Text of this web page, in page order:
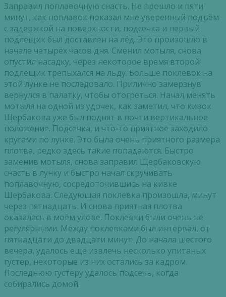
Заправил поплавочную снасть. Не прошло и пяти
минут, как поплавок показал мне уверенный подъём
с задержкой на поверхности, подсечка и первый
подлещик был доставлен на лёд. Это произошло в
начале четырёх часов дня. Сменил мотыля, снова
опустил насадку, через некоторое время второй
подлещик трепыхался на льду. Больше поклевок на
этой лунке не последовало. Прилично замерзнув
вернулся в палатку, чтобы отогреться. Начал менять
мотыля на одной из удочек, как заметил, что кивок
Щербакова уже был поднят в почти вертикальное
положение. Подсечка, и что-то приятное заходило
кругами по лунке. Это была очень приятного размера
плотва, редко здесь такие попадаются. Быстро
заменив мотыля, снова заправил Щербаковскую
снасть в лунку и быстро начал скручивать
поплавочную, сосредоточившись на кивке
Щербакова. Следующая поклевка произошла, минут
через пятнадцать. И снова приятная плотва
оказалась в моём улове. Поклевки были очень не
регулярными. Между поклевками был интервал, от
пятнадцати до двадцати минут. До начала шестого
вечера, удалось ещё извлечь несколько упитаных
густер, некоторые из них остались за кадром.
Последнюю густеру удалось подсечь, когда
собирались домой.